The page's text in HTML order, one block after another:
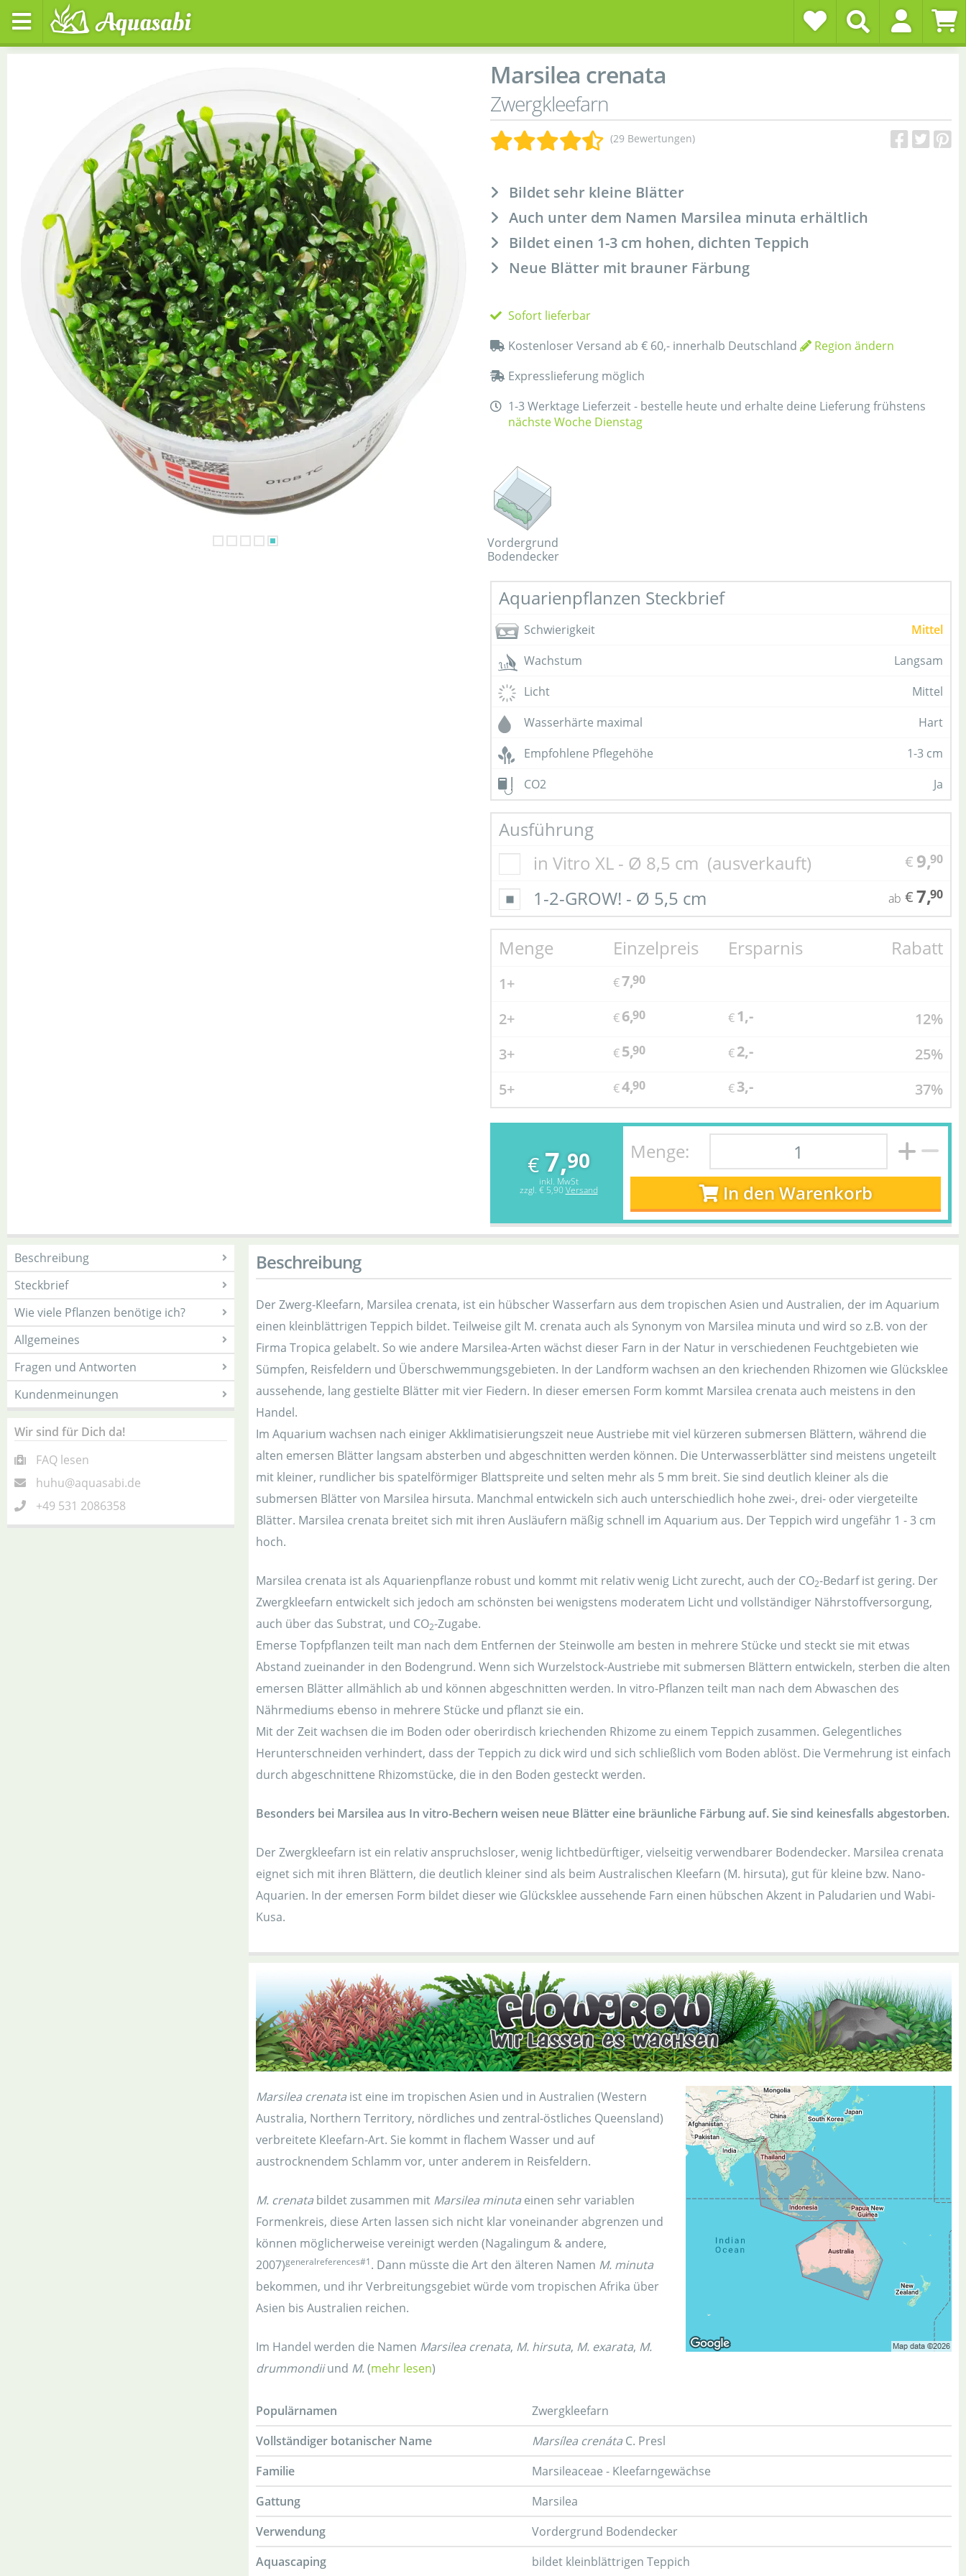
Marsilea crenata
Zwergkleefarn
(29 Bewertungen)
Bildet sehr kleine Blätter
Auch unter dem Namen Marsilea minuta erhältlich
Bildet einen 1-3 cm hohen, dichten Teppich
Neue Blätter mit brauner Färbung
Sofort lieferbar
Kostenloser Versand ab € 60,- innerhalb Deutschland
Region ändern
Expresslieferung möglich
1-3 Werktage Lieferzeit - bestelle heute und erhalte deine Lieferung frühstens
nächste Woche Dienstag
Vordergrund
Bodendecker
Aquarienpflanzen Steckbrief
Schwierigkeit
Mittel
Wachstum
Langsam
Licht
Mittel
Wasserhärte maximal
Hart
Empfohlene Pflegehöhe
1-3 cm
CO2
Ja
Ausführung
in Vitro XL - Ø 8,5 cm (ausverkauft) € 9,90
1-2-GROW! - Ø 5,5 cm ab €7,90
Menge Einzelpreis Ersparnis Rabatt
1+ €7,90
2+ €6,90 €1,-
12%
3+
€5,90 €2,-
25%
5+
€4,90 €3,- 37%
€ 7,90
inkl. MwSt
zzgl. € 5,90 Versand
Menge:
In den Warenkorb
Beschreibung
Steckbrief
Wie viele Pflanzen benötige ich?
Allgemeines
Fragen und Antworten
Kundenmeinungen
Wir sind für Dich da!
FAQ lesen
huhu@aquasabi.de
+49 531 2086358
Beschreibung
Der Zwerg-Kleefarn, Marsilea crenata, ist ein hübscher Wasserfarn aus dem tropischen Asien und Australien, der im Aquarium
einen kleinblättrigen Teppich bildet. Teilweise gilt M. crenata auch als Synonym von Marsilea minuta und wird so z.B. von der
Firma Tropica gelabelt. So wie andere Marsilea-Arten wächst dieser Farn in der Natur in verschiedenen Feuchtgebieten wie
Sümpfen, Reisfeldern und Überschwemmungsgebieten. In der Landform wachsen an den kriechenden Rhizomen wie Glücksklee
aussehende, lang gestielte Blätter mit vier Fiedern. In dieser emersen Form kommt Marsilea crenata auch meistens in den
Handel.
Im Aquarium wachsen nach einiger Akklimatisierungszeit neue Austriebe mit viel kürzeren submersen Blättern, während die
alten emersen Blätter langsam absterben und abgeschnitten werden können. Die Unterwasserblätter sind meistens ungeteilt
mit kleiner, rundlicher bis spatelförmiger Blattspreite und selten mehr als 5 mm breit. Sie sind deutlich kleiner als die
submersen Blätter von Marsilea hirsuta. Manchmal entwickeln sich auch unterschiedlich hohe zwei-, drei- oder viergeteilte
Blätter. Marsilea crenata breitet sich mit ihren Ausläufern mäßig schnell im Aquarium aus. Der Teppich wird ungefähr 1 - 3 cm
hoch.
Marsilea crenata ist als Aquarienpflanze robust und kommt mit relativ wenig Licht zurecht, auch der CO2-Bedarf ist gering. Der
Zwergkleefarn entwickelt sich jedoch am schönsten bei wenigstens moderatem Licht und vollständiger Nährstoffversorgung,
auch über das Substrat, und CO2-Zugabe.
Emerse Topfpflanzen teilt man nach dem Entfernen der Steinwolle am besten in mehrere Stücke und steckt sie mit etwas
Abstand zueinander in den Bodengrund. Wenn sich Wurzelstock-Austriebe mit submersen Blättern entwickeln, sterben die alten
emersen Blätter allmählich ab und können abgeschnitten werden. In vitro-Pflanzen teilt man nach dem Abwaschen des
Nährmediums ebenso in mehrere Stücke und pflanzt sie ein.
Mit der Zeit wachsen die im Boden oder oberirdisch kriechenden Rhizome zu einem Teppich zusammen. Gelegentliches
Herunterschneiden verhindert, dass der Teppich zu dick wird und sich schließlich vom Boden ablöst. Die Vermehrung ist einfach
durch abgeschnittene Rhizomstücke, die in den Boden gesteckt werden.
Besonders bei Marsilea aus In vitro-Bechern weisen neue Blätter eine bräunliche Färbung auf. Sie sind keinesfalls abgestorben.
Der Zwergkleefarn ist ein relativ anspruchsloser, wenig lichtbedürftiger, vielseitig verwendbarer Bodendecker. Marsilea crenata
eignet sich mit ihren Blättern, die deutlich kleiner sind als beim Australischen Kleefarn (M. hirsuta), gut für kleine bzw. Nano-
Aquarien. In der emersen Form bildet dieser wie Glücksklee aussehende Farn einen hübschen Akzent in Paludarien und Wabi-
Kusa.
Marsilea crenata ist eine im tropischen Asien und in Australien (Western
Australia, Northern Territory, nördliches und zentral-östliches Queensland)
verbreitete Kleefarn-Art. Sie kommt in flachem Wasser und auf
austrocknendem Schlamm vor, unter anderem in Reisfeldern.
M. crenata bildet zusammen mit Marsilea minuta einen sehr variablen
Formenkreis, diese Arten lassen sich nicht klar voneinander abgrenzen und
können möglicherweise vereinigt werden (Nagalingum & andere,
2007)generalreferences#1. Dann müsste die Art den älteren Namen M. minuta
bekommen, und ihr Verbreitungsgebiet würde vom tropischen Afrika über
Asien bis Australien reichen.
Im Handel werden die Namen Marsilea crenata, M. hirsuta, M. exarata, M.
drummondiiund M.(mehr lesen)
Populärnamen
Zwergkleefarn
Vollständiger botanischer Name
Marsílea crenáta C. Presl
Familie
Marsileaceae - Kleefarngewächse
Gattung
Marsilea
Verwendung
Vordergrund Bodendecker
Aquascaping
bildet kleinblättrigen Teppich